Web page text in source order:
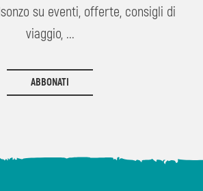
su eventi, offerte, consigli di
viaggio, ...
ABBONATI